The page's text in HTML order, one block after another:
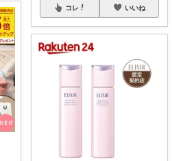
コレ いいね